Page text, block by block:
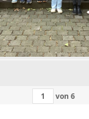
von 6